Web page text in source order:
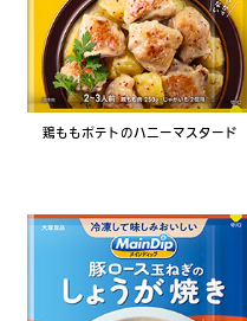
鶏ももポテトのハニーマスタード